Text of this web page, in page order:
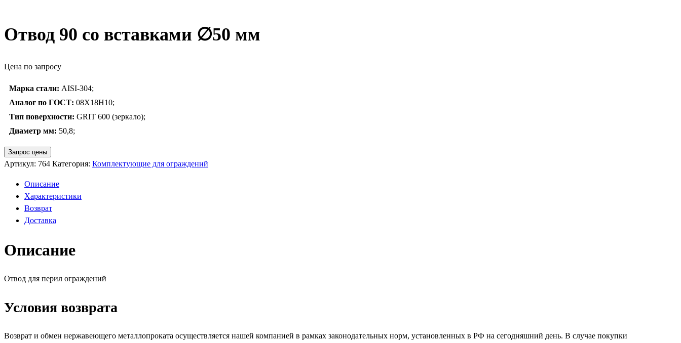
Отвод 90 со вставками ∅50 мм
Цена по запросу
Марка стали: AISI-304;
Аналог по ГОСТ: 08Х18Н10;
Тип поверхности: GRIT 600 (зеркало);
Диаметр мм: 50,8;
Запрос цены
Артикул: 764 Категория: Комплектующие для ограждений
Описание
Характеристики
Возврат
Доставка
Описание
Отвод для перил ограждений
Условия возврата
Возврат и обмен нержавеющего металлопроката осуществляется нашей компанией в рамках законодательных норм, установленных в РФ на сегодняшний день. В случае покупки